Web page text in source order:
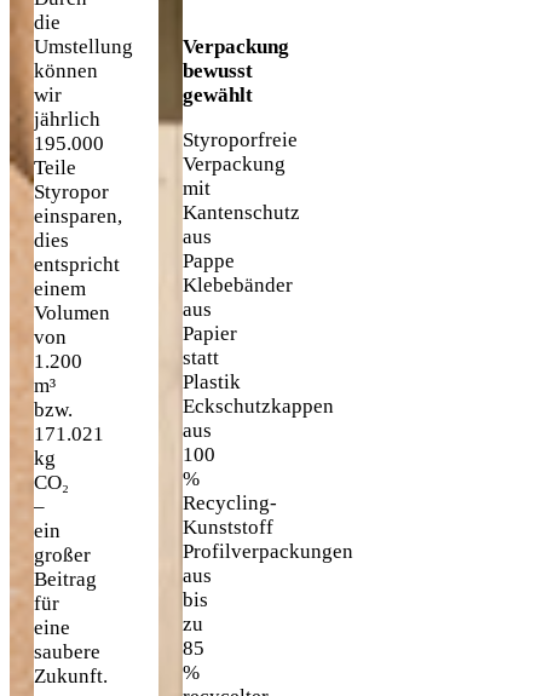
die
Umstellung
können
wir
jährlich
195.000
Teile
Styropor
einsparen,
dies
entspricht
einem
Volumen
von
1.200
m³
bzw.
171.021
kg
CO₂
ein
großer
Beitrag
für
eine
saubere
Zukunft.
Verpackung
bewusst
gewählt
Styroporfreie
Verpackung
mit
Kantenschutz
aus
Pappe
Klebebänder
aus
Papier
statt
Plastik
Eckschutzkappen
aus
100
%
Recycling-
Kunststoff
Profilverpackungen
aus
bis
zu
85
%
recycelter